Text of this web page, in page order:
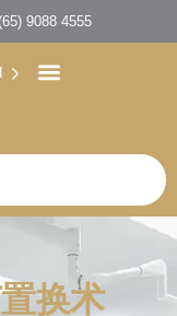
(65) 9088 4555
换术